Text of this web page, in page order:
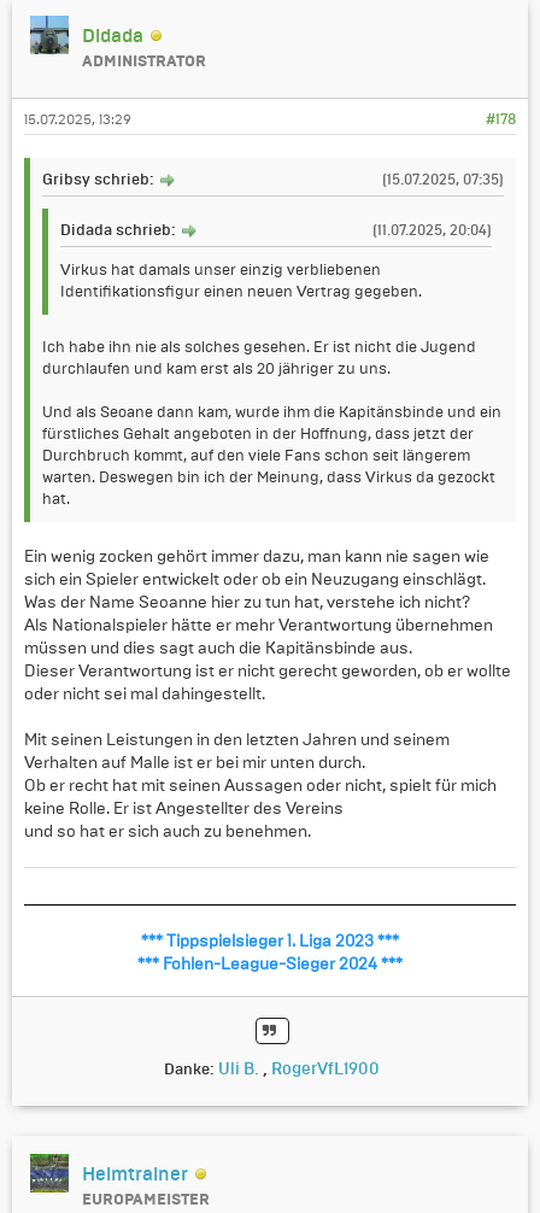
Didada
ADMINISTRATOR
#178
15.07.2025, 13:29
(15.07.2025, 07:35)
Gribsy schrieb:
(11.07.2025, 20:04)
Didada schrieb:
Virkus hat damals unser einzig verbliebenen
Identifikationsfigur einen neuen Vertrag gegeben.
Ich habe ihn nie als solches gesehen. Er ist nicht die Jugend
durchlaufen und kam erst als 20 jähriger zu uns.
Und als Seoane dann kam, wurde ihm die Kapitänsbinde und ein
fürstliches Gehalt angeboten in der Hoffnung, dass jetzt der
Durchbruch kommt, auf den viele Fans schon seit längerem
warten. Deswegen bin ich der Meinung, dass Virkus da gezockt
hat.
Ein wenig zocken gehört immer dazu, man kann nie sagen wie
sich ein Spieler entwickelt oder ob ein Neuzugang einschlägt.
Was der Name Seoanne hier zu tun hat, verstehe ich nicht?
Als Nationalspieler hätte er mehr Verantwortung übernehmen
müssen und dies sagt auch die Kapitänsbinde aus.
Dieser Verantwortung ist er nicht gerecht geworden, ob er wollte
oder nicht sei mal dahingestellt.
Mit seinen Leistungen in den letzten Jahren und seinem
Verhalten auf Malle ist er bei mir unten durch.
Ob er recht hat mit seinen Aussagen oder nicht, spielt für mich
keine Rolle. Er ist Angestellter des Vereins
und so hat er sich auch zu benehmen.
*** Tippspielsieger 1. Liga 2023 ***
*** Fohlen-League-Sieger 2024 ***
Danke: Uli B. , RogerVfL1900
Heimtrainer
EUROPAMEISTER